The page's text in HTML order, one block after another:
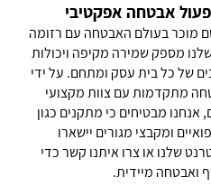
אבטחה אפקטיבי
שם מוכר בעולם האבטחה עם רזומה
מספק שמירה מקיפה ויכולות
של כל בית עסק ומתחם. על ידי
מתקדמות עם צוות מקצועי
אנחנו מבטיחים כי מתקנים כגון
ומקבצי מגורים יישארו
שלנו או צרו איתנו קשר כדי
ואבטחה מיידית.